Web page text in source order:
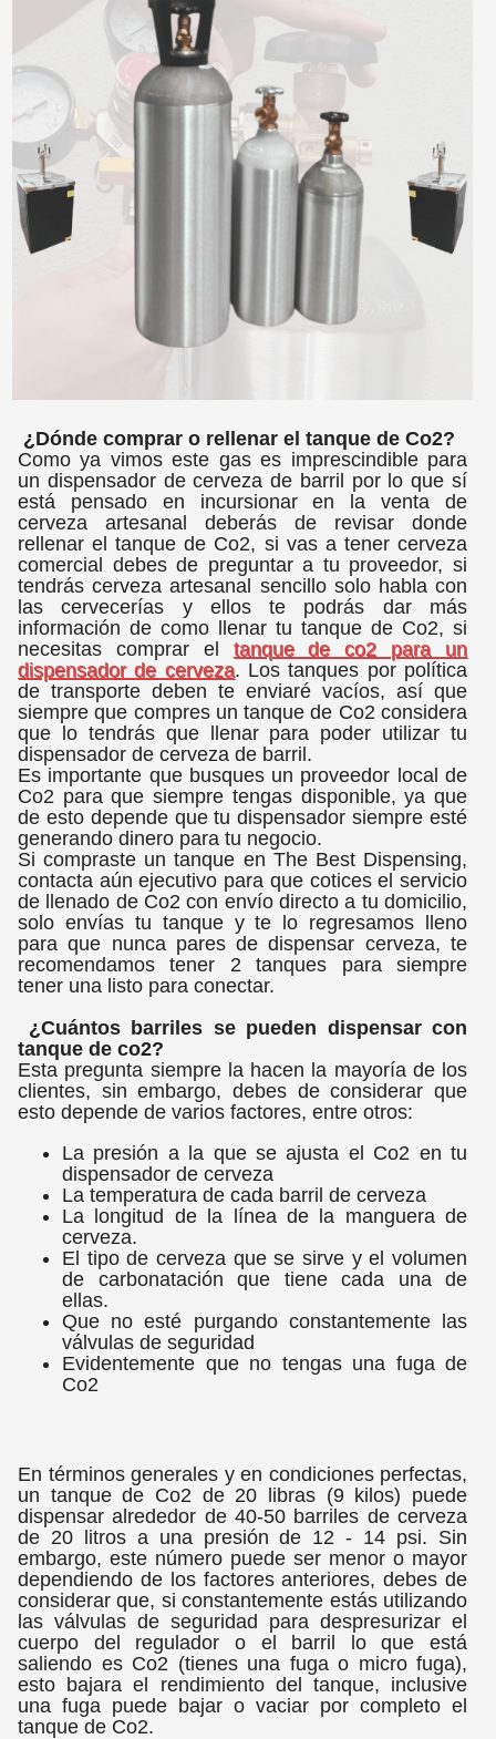
¿Dónde comprar o rellenar el tanque de Co2?
Como ya vimos este gas es imprescindible para
un dispensador de cerveza de barril por lo que sí
está pensado en incursionar en la venta de
cerveza artesanal deberás de revisar donde
rellenar el tanque de Co2, si vas a tener cerveza
comercial debes de preguntar a tu proveedor, si
tendrás cerveza artesanal sencillo solo habla con
las cervecerías y ellos te podrás dar más
información de como llenar tu tanque de Co2, si
necesitas comprar el tanque de co2 para un
dispensador de cerveza. Los tanques por política
de transporte deben te enviaré vacíos, así que
siempre que compres un tanque de Co2 considera
que lo tendrás que llenar para poder utilizar tu
dispensador de cerveza de barril.
Es importante que busques un proveedor local de
Co2 para que siempre tengas disponible, ya que
de esto depende que tu dispensador siempre esté
generando dinero para tu negocio.
Si compraste un tanque en The Best Dispensing,
contacta aún ejecutivo para que cotices el servicio
de llenado de Co2 con envío directo a tu domicilio,
solo envías tu tanque y te lo regresamos lleno
para que nunca pares de dispensar cerveza, te
recomendamos tener 2 tanques para siempre
tener una listo para conectar.
¿Cuántos barriles se pueden dispensar con
tanque de co2?
Esta pregunta siempre la hacen la mayoría de los
clientes, sin embargo, debes de considerar que
esto depende de varios factores, entre otros:
La presión a la que se ajusta el Co2 en tu
dispensador de cerveza
La temperatura de cada barril de cerveza
La longitud de la línea de la manguera de
cerveza.
El tipo de cerveza que se sirve y el volumen
de carbonatación que tiene cada una de
ellas.
Que no esté purgando constantemente las
válvulas de seguridad
Evidentemente que no tengas una fuga de
Co2
En términos generales y en condiciones perfectas,
un tanque de Co2 de 20 libras (9 kilos) puede
dispensar alrededor de 40-50 barriles de cerveza
de 20 litros a una presión de 12 - 14 psi. Sin
embargo, este número puede ser menor o mayor
dependiendo de los factores anteriores, debes de
considerar que, si constantemente estás utilizando
las válvulas de seguridad para despresurizar el
cuerpo del regulador o el barril lo que está
saliendo es Co2 (tienes una fuga o micro fuga),
esto bajara el rendimiento del tanque, inclusive
una fuga puede bajar o vaciar por completo el
tanque de Co2.